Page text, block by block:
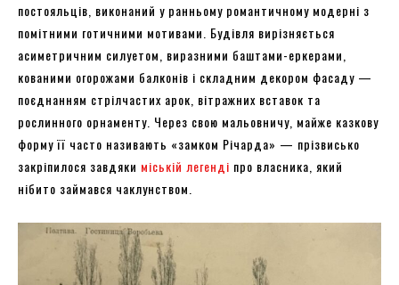
постояльців, виконаний у ранньому романтичному модерні з
помітними готичними мотивами. Будівля вирізняється
асиметричним силуетом, виразними баштами-еркерами,
кованими огорожами балконів і складним декором фасаду —
поєднанням стрілчастих арок, вітражних вставок та
рослинного орнаменту. Через свою мальовничу, майже казкову
форму її часто називають «замком Річарда» — прізвисько
закріпилося завдяки міській легенді про власника, який
нібито займався чаклунством.